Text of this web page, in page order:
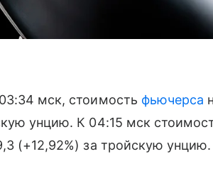
мск, стоимость фьючерса
унцию. К 04:15 мск
(+12,92%) за тройскую унцию.